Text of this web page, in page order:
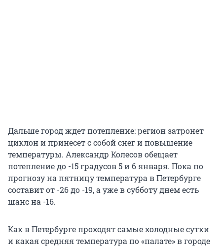
Дальше город ждет потепление: регион затронет
циклон и принесет с собой снег и повышение
температуры. Александр Колесов обещает
потепление до -15 градусов 5 и 6 января. Пока по
прогнозу на пятницу температура в Петербурге
составит от -26 до -19, а уже в субботу днем есть
шанс на -16.
Как в Петербурге проходят самые холодные сутки
и какая средняя температура по «палате» в городе